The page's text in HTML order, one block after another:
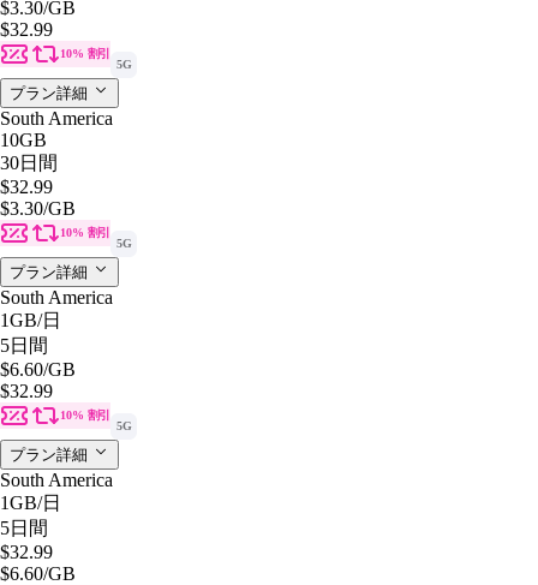
$3.30/GB
$32.99
10% 割引
5G
プラン詳細
South America
10GB
30日間
$32.99
$3.30/GB
10% 割引
5G
プラン詳細
South America
1GB/日
5日間
$6.60/GB
$32.99
10% 割引
5G
プラン詳細
South America
1GB/日
5日間
$32.99
$6.60/GB